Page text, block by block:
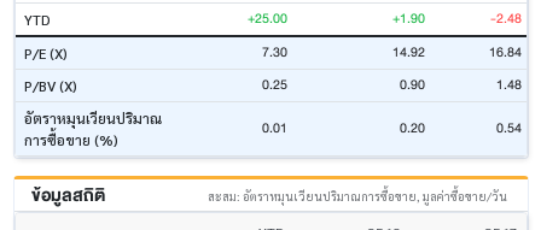
YTD +25.00 +1.90 -2.48
P/E (X) 7.30 14.92 16.84
P/BV (X) 0.25 0.90 1.48
อัตราหมุนเวียนปริมาณ
การซื้อขาย (%)
0.01 0.20 0.54
ข้อมูลสถิติ สะสม: อัตราหมุนเวียนปริมาณการซื้อขาย, มูลค่าซื้อขาย/วัน